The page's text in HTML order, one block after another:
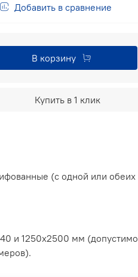
Добавить в сравнение
В корзину
Купить в 1 клик
(с одной или обеих
и 1250х2500 мм (допустимо